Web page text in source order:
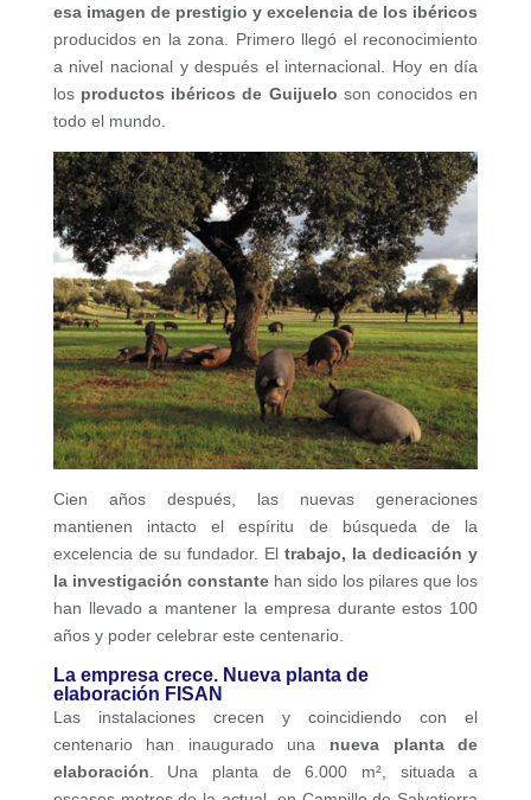
esa imagen de prestigio y excelencia de los ibéricos
producidos en la zona. Primero llegó el reconocimiento
a nivel nacional y después el internacional. Hoy en día
los productos ibéricos de Guijuelo son conocidos en
todo el mundo.
Cien años después, las nuevas generaciones
mantienen intacto el espíritu de búsqueda de la
excelencia de su fundador. Eltrabajo, la dedicación y
la investigación constantehan sido los pilares que los
han llevado a mantener la empresa durante estos 100
años y poder celebrar este centenario.
La empresa crece. Nueva planta de
elaboración FISAN
Las instalaciones crecen y coincidiendo con el
centenario han inaugurado una nueva planta de
elaboración. Una planta de 6.000 m², situada a